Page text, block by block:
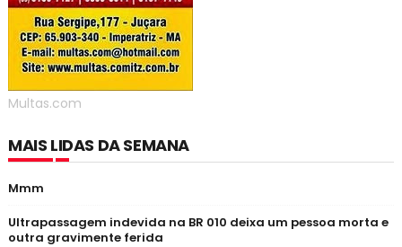
Multas.com
MAIS LIDAS DA SEMANA
Mmm
Ultrapassagem indevida na BR 010 deixa um pessoa morta e
outra gravimente ferida